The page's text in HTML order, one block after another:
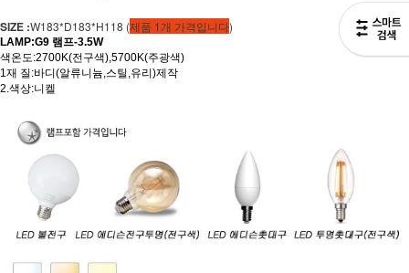
SIZE :W183*D183*H118 (제품 1개 가격입니다)
LAMP:G9 램프-3.5W
색온도:2700K(전구색),5700K(주광색)
1재 질:바디(알류니늄,스틸,유리)제작
2.색상:니켈